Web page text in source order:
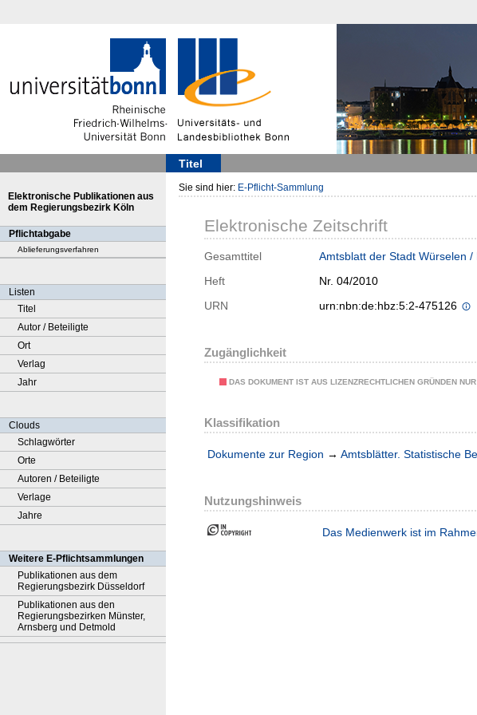
Titel
Elektronische Publikationen aus
dem Regierungsbezirk Köln
Pflichtabgabe
Ablieferungsverfahren
Listen
Titel
Autor / Beteiligte
Ort
Verlag
Jahr
Clouds
Schlagwörter
Orte
Autoren / Beteiligte
Verlage
Jahre
Weitere E-Pflichtsammlungen
Publikationen aus dem
Regierungsbezirk Düsseldorf
Publikationen aus den
Regierungsbezirken Münster,
Arnsberg und Detmold
Sie sind hier: E-Pflicht-Sammlung
Elektronische Zeitschrift
Gesamttitel
Amtsblatt der Stadt Würselen
Heft
Nr. 04/2010
URN
urn:nbn:de:hbz:5:2-475126
Zugänglichkeit
DAS DOKUMENT IST AUS LIZENZRECHTLICHEN GRÜNDEN
Klassifikation
Dokumente zur Region → Amtsblätter. Statistische
Nutzungshinweis
Das Medienwerk ist im